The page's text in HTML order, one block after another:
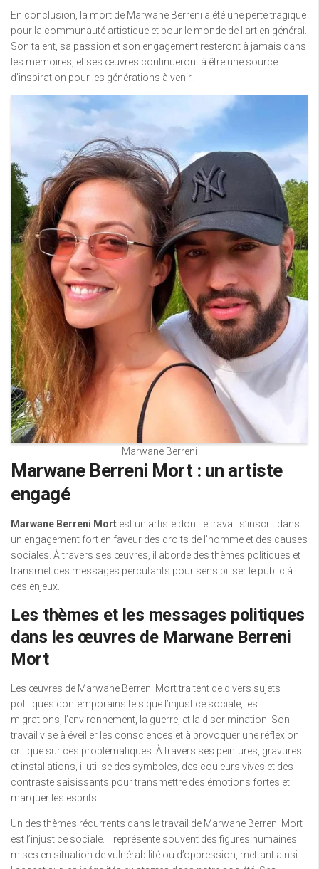
En conclusion, la mort de Marwane Berreni a été une perte tragique
pour la communauté artistique et pour le monde de l’art en général.
Son talent, sa passion et son engagement resteront à jamais dans
les mémoires, et ses œuvres continueront à être une source
d’inspiration pour les générations à venir.
Marwane Berreni
Marwane Berreni Mort : un artiste
engagé
Marwane Berreni Mort est un artiste dont le travail s’inscrit dans
un engagement fort en faveur des droits de l’homme et des causes
sociales. À travers ses œuvres, il aborde des thèmes politiques et
transmet des messages percutants pour sensibiliser le public à
ces enjeux.
Les thèmes et les messages politiques
dans les œuvres de Marwane Berreni
Mort
Les œuvres de Marwane Berreni Mort traitent de divers sujets
politiques contemporains tels que l’injustice sociale, les
migrations, l’environnement, la guerre, et la discrimination. Son
travail vise à éveiller les consciences et à provoquer une réflexion
critique sur ces problématiques. À travers ses peintures, gravures
et installations, il utilise des symboles, des couleurs vives et des
contraste saisissants pour transmettre des émotions fortes et
marquer les esprits.
Un des thèmes récurrents dans le travail de Marwane Berreni Mort
est l’injustice sociale. Il représente souvent des figures humaines
mises en situation de vulnérabilité ou d’oppression, mettant ainsi